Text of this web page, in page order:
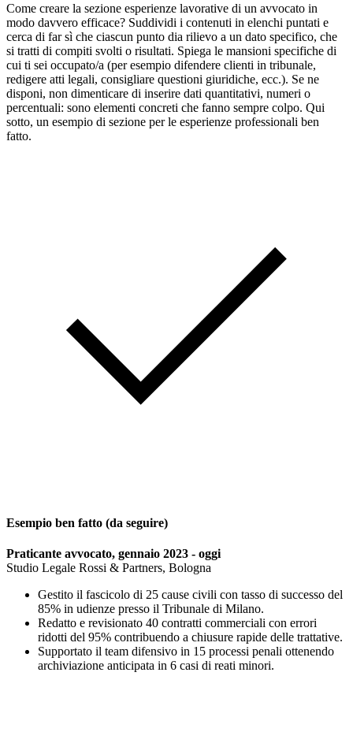
Come creare la sezione esperienze lavorative di un avvocato in
modo davvero efficace? Suddividi i contenuti in elenchi puntati e
cerca di far sì che ciascun punto dia rilievo a un dato specifico, che
si tratti di compiti svolti o risultati. Spiega le mansioni specifiche di
cui ti sei occupato/a (per esempio difendere clienti in tribunale,
redigere atti legali, consigliare questioni giuridiche, ecc.). Se ne
disponi, non dimenticare di inserire dati quantitativi, numeri o
percentuali: sono elementi concreti che fanno sempre colpo. Qui
sotto, un esempio di sezione per le esperienze professionali ben
fatto.
Esempio ben fatto (da seguire)
Praticante avvocato, gennaio 2023 - oggi
Studio Legale Rossi & Partners, Bologna
Gestito il fascicolo di 25 cause civili con tasso di successo del
85% in udienze presso il Tribunale di Milano.
Redatto e revisionato 40 contratti commerciali con errori
ridotti del 95% contribuendo a chiusure rapide delle trattative.
Supportato il team difensivo in 15 processi penali ottenendo
archiviazione anticipata in 6 casi di reati minori.